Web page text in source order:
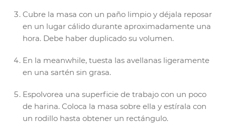
Cubre la masa con un paño limpio y déjala reposar
en un lugar cálido durante aproximadamente una
hora. Debe haber duplicado su volumen.
En la meanwhile, tuesta las avellanas ligeramente
en una sartén sin grasa.
Espolvorea una superficie de trabajo con un poco
de harina. Coloca la masa sobre ella y estírala con
un rodillo hasta obtener un rectángulo.